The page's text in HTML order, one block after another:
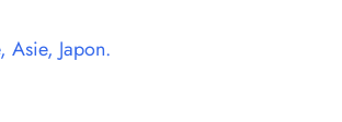
Asie, Japon.